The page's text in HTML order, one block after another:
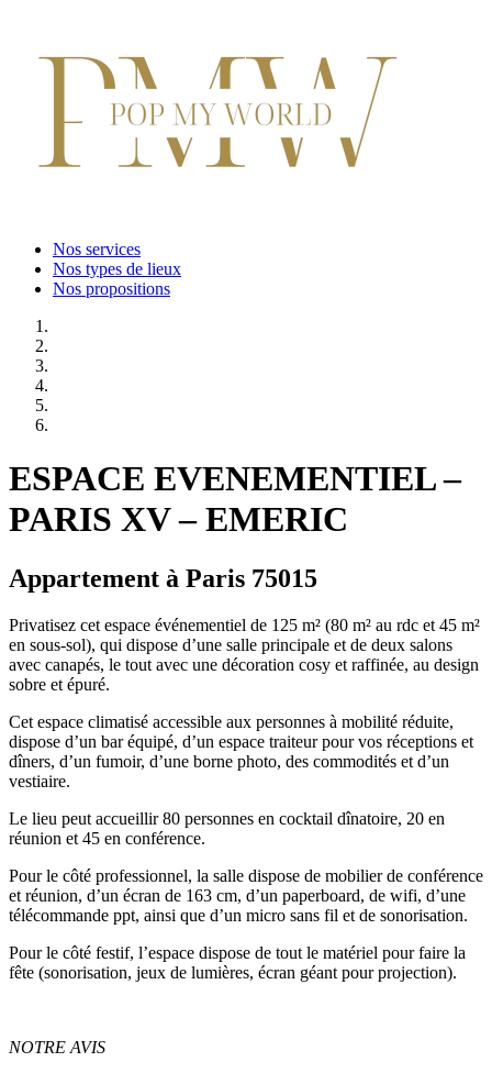
Nos services
Nos types de lieux
Nos propositions
ESPACE EVENEMENTIEL –
PARIS XV – EMERIC
Appartement à Paris 75015
Privatisez cet espace événementiel de 125 m² (80 m² au rdc et 45 m²
en sous-sol), qui dispose d’une salle principale et de deux salons
avec canapés, le tout avec une décoration cosy et raffinée, au design
sobre et épuré.
Cet espace climatisé accessible aux personnes à mobilité réduite,
dispose d’un bar équipé, d’un espace traiteur pour vos réceptions et
dîners, d’un fumoir, d’une borne photo, des commodités et d’un
vestiaire.
Le lieu peut accueillir 80 personnes en cocktail dînatoire, 20 en
réunion et 45 en conférence.
Pour le côté professionnel, la salle dispose de mobilier de conférence
et réunion, d’un écran de 163 cm, d’un paperboard, de wifi, d’une
télécommande ppt, ainsi que d’un micro sans fil et de sonorisation.
Pour le côté festif, l’espace dispose de tout le matériel pour faire la
fête (sonorisation, jeux de lumières, écran géant pour projection).
NOTRE AVIS